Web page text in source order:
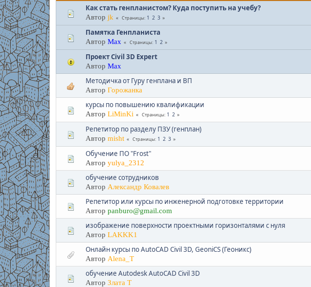
Как стать генпланистом? Куда поступить на учебу?
Автор jk Страницы 1 2 3
Памятка Генпланиста
Автор Max Страницы 1 2
Проект Civil 3D Expert
Автор Max
Методичка от Гуру генплана и ВП
Автор Горожанка
курсы по повышению квалификации
Автор LiMinKi Страницы 1 2
Репетитор по разделу ПЗУ (генплан)
Автор misht Страницы 1 2 3
Обучение ПО "Frost"
Автор yulya_2312
обучение сотрудников
Автор Александр Ковалев
Репетитор или курсы по инженерной подготовке территории
Автор panburo@gmail.com
изображение поверхности проектными горизонталями с нуля
Автор LAKKK1
Онлайн курсы по AutoCAD Civil 3D, GeoniCS (Геоникс)
Автор Alena_T
обучение Autodesk AutoCAD Civil 3D
Автор Злата Т